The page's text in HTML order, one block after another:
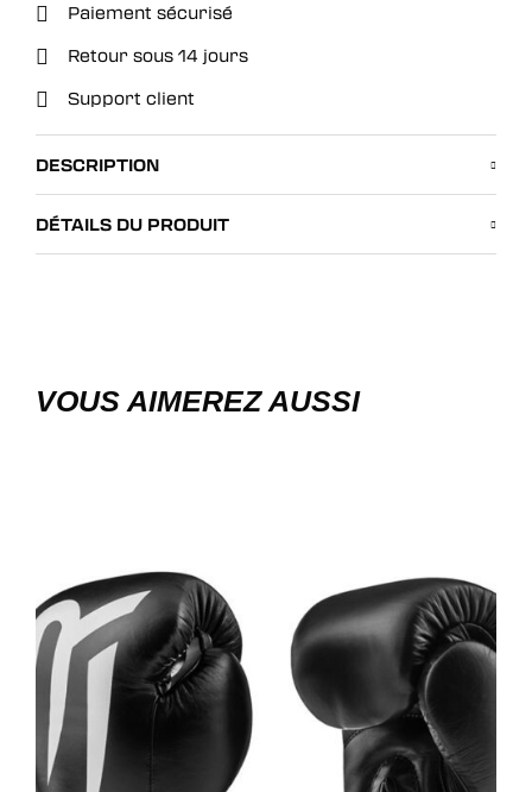
Paiement sécurisé
Retour sous 14 jours
Support client
DESCRIPTION
DÉTAILS DU PRODUIT
VOUS AIMEREZ AUSSI